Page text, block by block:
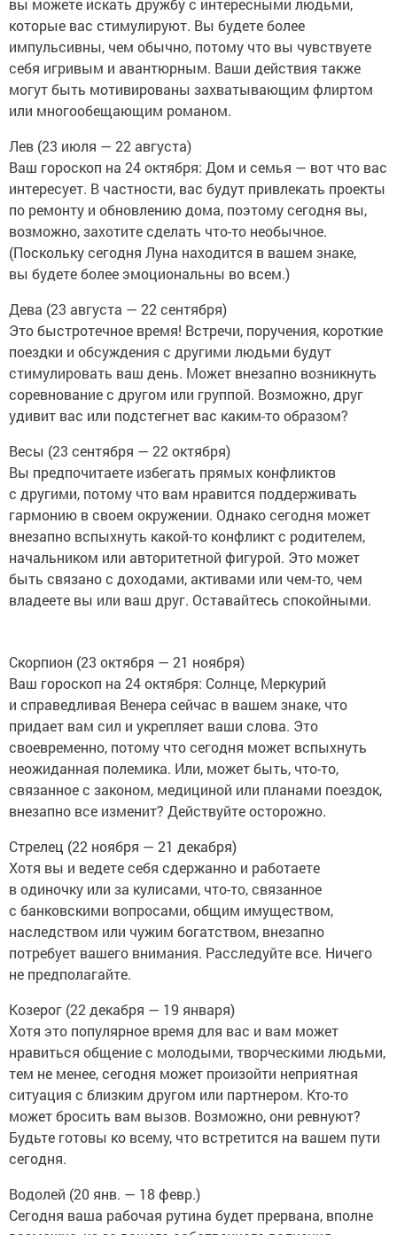
вы можете искать дружбу с интересными людьми,
которые вас стимулируют. Вы будете более
импульсивны, чем обычно, потому что вы чувствуете
себя игривым и авантюрным. Ваши действия также
могут быть мотивированы захватывающим флиртом
или многообещающим романом.
Лев (23 июля — 22 августа)
Ваш гороскоп на 24 октября: Дом и семья — вот что вас
интересует. В частности, вас будут привлекать проекты
по ремонту и обновлению дома, поэтому сегодня вы,
возможно, захотите сделать что-то необычное.
(Поскольку сегодня Луна находится в вашем знаке,
вы будете более эмоциональны во всем.)
Дева (23 августа — 22 сентября)
Это быстротечное время! Встречи, поручения, короткие
поездки и обсуждения с другими людьми будут
стимулировать ваш день. Может внезапно возникнуть
соревнование с другом или группой. Возможно, друг
удивит вас или подстегнет вас каким-то образом?
Весы (23 сентября — 22 октября)
Вы предпочитаете избегать прямых конфликтов
с другими, потому что вам нравится поддерживать
гармонию в своем окружении. Однако сегодня может
внезапно вспыхнуть какой-то конфликт с родителем,
начальником или авторитетной фигурой. Это может
быть связано с доходами, активами или чем-то, чем
владеете вы или ваш друг. Оставайтесь спокойными.
Скорпион (23 октября — 21 ноября)
Ваш гороскоп на 24 октября: Солнце, Меркурий
и справедливая Венера сейчас в вашем знаке, что
придает вам сил и укрепляет ваши слова. Это
своевременно, потому что сегодня может вспыхнуть
неожиданная полемика. Или, может быть, что-то,
связанное с законом, медициной или планами поездок,
внезапно все изменит? Действуйте осторожно.
Стрелец (22 ноября — 21 декабря)
Хотя вы и ведете себя сдержанно и работаете
в одиночку или за кулисами, что-то, связанное
с банковскими вопросами, общим имуществом,
наследством или чужим богатством, внезапно
потребует вашего внимания. Расследуйте все. Ничего
не предполагайте.
Козерог (22 декабря — 19 января)
Хотя это популярное время для вас и вам может
нравиться общение с молодыми, творческими людьми,
тем не менее, сегодня может произойти неприятная
ситуация с близким другом или партнером. Кто-то
может бросить вам вызов. Возможно, они ревнуют?
Будьте готовы ко всему, что встретится на вашем пути
сегодня.
Водолей (20 янв. — 18 февр.)
Сегодня ваша рабочая рутина будет прервана, вполне